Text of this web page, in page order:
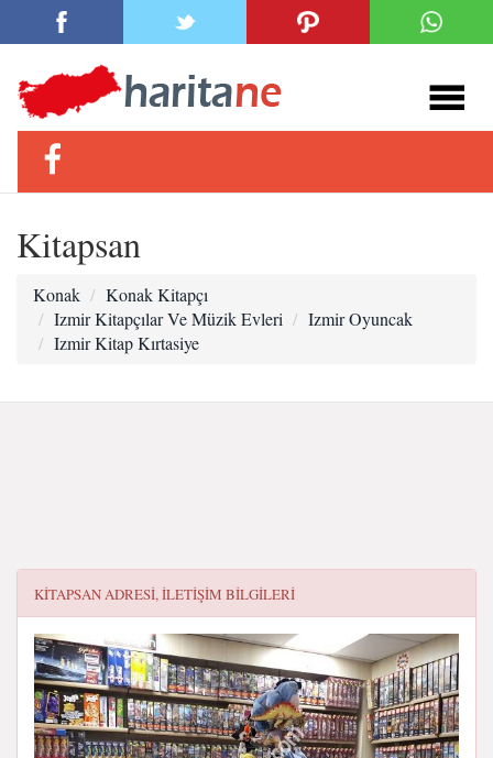
Kitapsan
Konak
Konak Kitapçı
Izmir Kitapçılar Ve Müzik Evleri
Izmir Oyuncak
Izmir Kitap Kırtasiye
KITAPSANADRESI, ILETIŞIM BILGILERI